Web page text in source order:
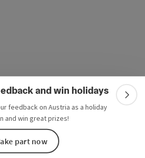
and win holidays
feedback on Austria as a holiday
and win great prizes!
part now